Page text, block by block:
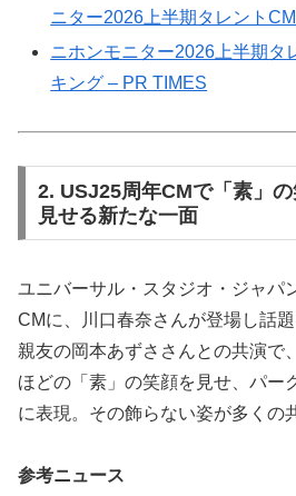
ニター2026上半期タレント
ニホンモニター2026上半期タ
キング – PR TIMES
2. USJ25周年CMで「素」
見せる新たな一面
ユニバーサル・スタジオ・ジャパ
CMに、川口春奈さんが登場し話題
親友の岡本あずささんとの共演で
ほどの「素」の笑顔を見せ、パー
に表現。その飾らない姿が多くの
参考ニュース